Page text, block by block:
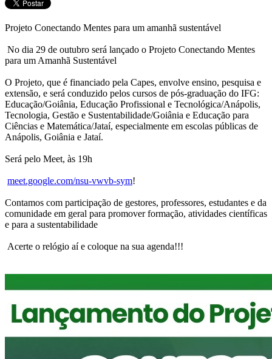
Projeto Conectando Mentes para um amanhã sustentável
No dia 29 de outubro será lançado o Projeto Conectando Mentes
para um Amanhã Sustentável
O Projeto, que é financiado pela Capes, envolve ensino, pesquisa e
extensão, e será conduzido pelos cursos de pós-graduação do IFG:
Educação/Goiânia, Educação Profissional e Tecnológica/Anápolis,
Tecnologia, Gestão e Sustentabilidade/Goiânia e Educação para
Ciências e Matemática/Jataí, especialmente em escolas públicas de
Anápolis, Goiânia e Jataí.
Será pelo Meet, às 19h
meet.google.com/nsu-vwvb-sym!
Contamos com participação de gestores, professores, estudantes e da
comunidade em geral para promover formação, atividades científicas
e para a sustentabilidade
Acerte o relógio aí e coloque na sua agenda!!!